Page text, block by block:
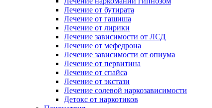
Лечение от бутирата
Лечение от гашиша
Лечение от лирики
Лечение зависимости от ЛСД
Лечение от мефедрона
Лечение зависимости от опиума
Лечение от первитина
Лечение от спайса
Лечение от экстази
Лечение солевой наркозависимости
Детокс от наркотиков